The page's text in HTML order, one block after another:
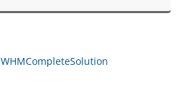
WHMCompleteSolution